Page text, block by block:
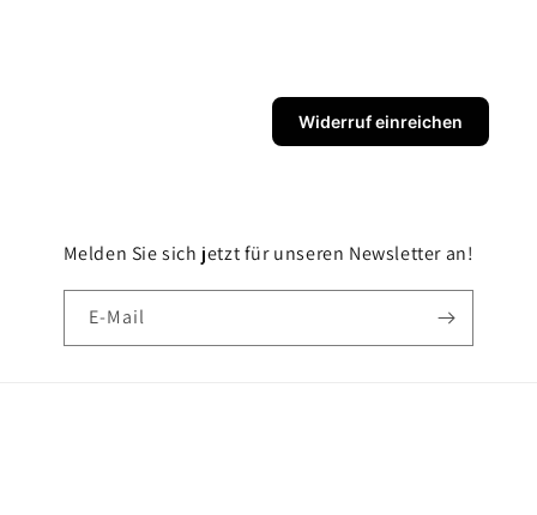
Widerruf einreichen
Melden Sie sich jetzt für unseren Newsletter an!
E-Mail